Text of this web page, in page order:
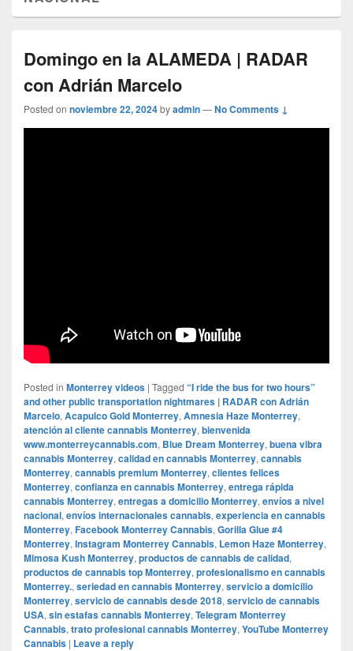
Domingo en la ALAMEDA | RADAR
con Adrián Marcelo
Posted on noviembre 22, 2024byadmin—No Comments ↓
Posted in Monterrey videos | Tagged “I ride the bus for two hours”
and other public transportation nightmares | RADAR con Adrián
Marcelo, Acapulco Gold Monterrey, Amnesia Haze Monterrey,
atención al cliente cannabis Monterrey, bienvenida
www.monterreycannabis.com, Blue Dream Monterrey, buena vibra
cannabis Monterrey, calidad en cannabis Monterrey, cannabis
Monterrey, cannabis premium Monterrey, clientes felices
Monterrey, confianza en cannabis Monterrey, entrega rápida
cannabis Monterrey, entregas a domicilio Monterrey, envíos a nivel
nacional, envíos internacionales cannabis, experiencia en cannabis
Monterrey, Facebook Monterrey Cannabis, Gorilla Glue #4
Monterrey, Instagram Monterrey Cannabis, Lemon Haze Monterrey,
Mimosa Kush Monterrey, productos de cannabis de calidad,
productos de cannabis top Monterrey, profesionalismo en cannabis
Monterrey., seriedad en cannabis Monterrey, servicio a domicilio
Monterrey, servicio de cannabis desde 2018, servicio de cannabis
USA, sin estafas cannabis Monterrey, Telegram Monterrey
Cannabis, trato profesional cannabis Monterrey, YouTube Monterrey
Cannabis | Leave a reply